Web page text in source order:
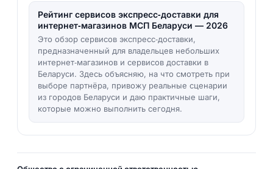
Рейтинг сервисов экспресс‑доставки для
интернет‑магазинов МСП Беларуси — 2026
Это обзор сервисов экспресс‑доставки,
предназначенный для владельцев небольших
интернет‑магазинов и сервисов доставки в
Беларуси. Здесь объясняю, на что смотреть при
выборе партнёра, привожу реальные сценарии
из городов Беларуси и даю практичные шаги,
которые можно выполнить сегодня.